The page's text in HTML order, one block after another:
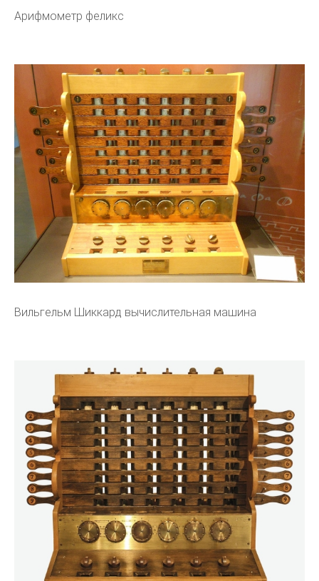
Арифмометр феликс
Вильгельм Шиккард вычислительная машина